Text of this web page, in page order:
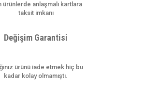
ürünlerde anlaşmalı kartlara
taksit imkanı
Değişim Garantisi
ürünü iade etmek hiç bu
kadar kolay olmamıştı.